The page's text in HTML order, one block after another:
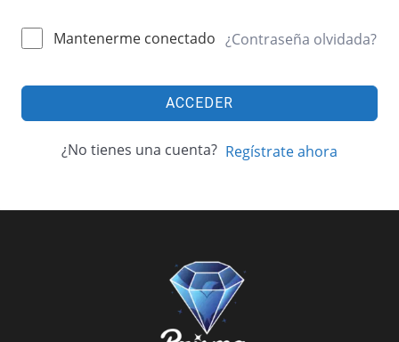
Mantenerme conectado ¿Contraseña olvidada?
ACCEDER
¿No tienes una cuenta? Regístrate ahora